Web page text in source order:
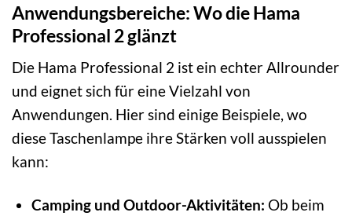
Anwendungsbereiche: Wo die Hama
Professional 2 glänzt
Die Hama Professional 2 ist ein echter Allrounder
und eignet sich für eine Vielzahl von
Anwendungen. Hier sind einige Beispiele, wo
diese Taschenlampe ihre Stärken voll ausspielen
kann:
Camping und Outdoor-Aktivitäten: Ob beim